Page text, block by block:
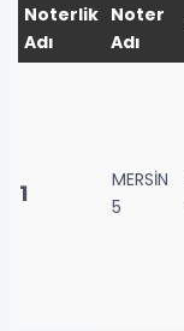
Noterlik
Adı
Noter
Adı
1
MERSİN
5